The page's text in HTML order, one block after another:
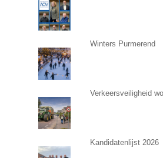
Winters Purmerend
Verkeersveiligheid
Kandidatenlijst 2026